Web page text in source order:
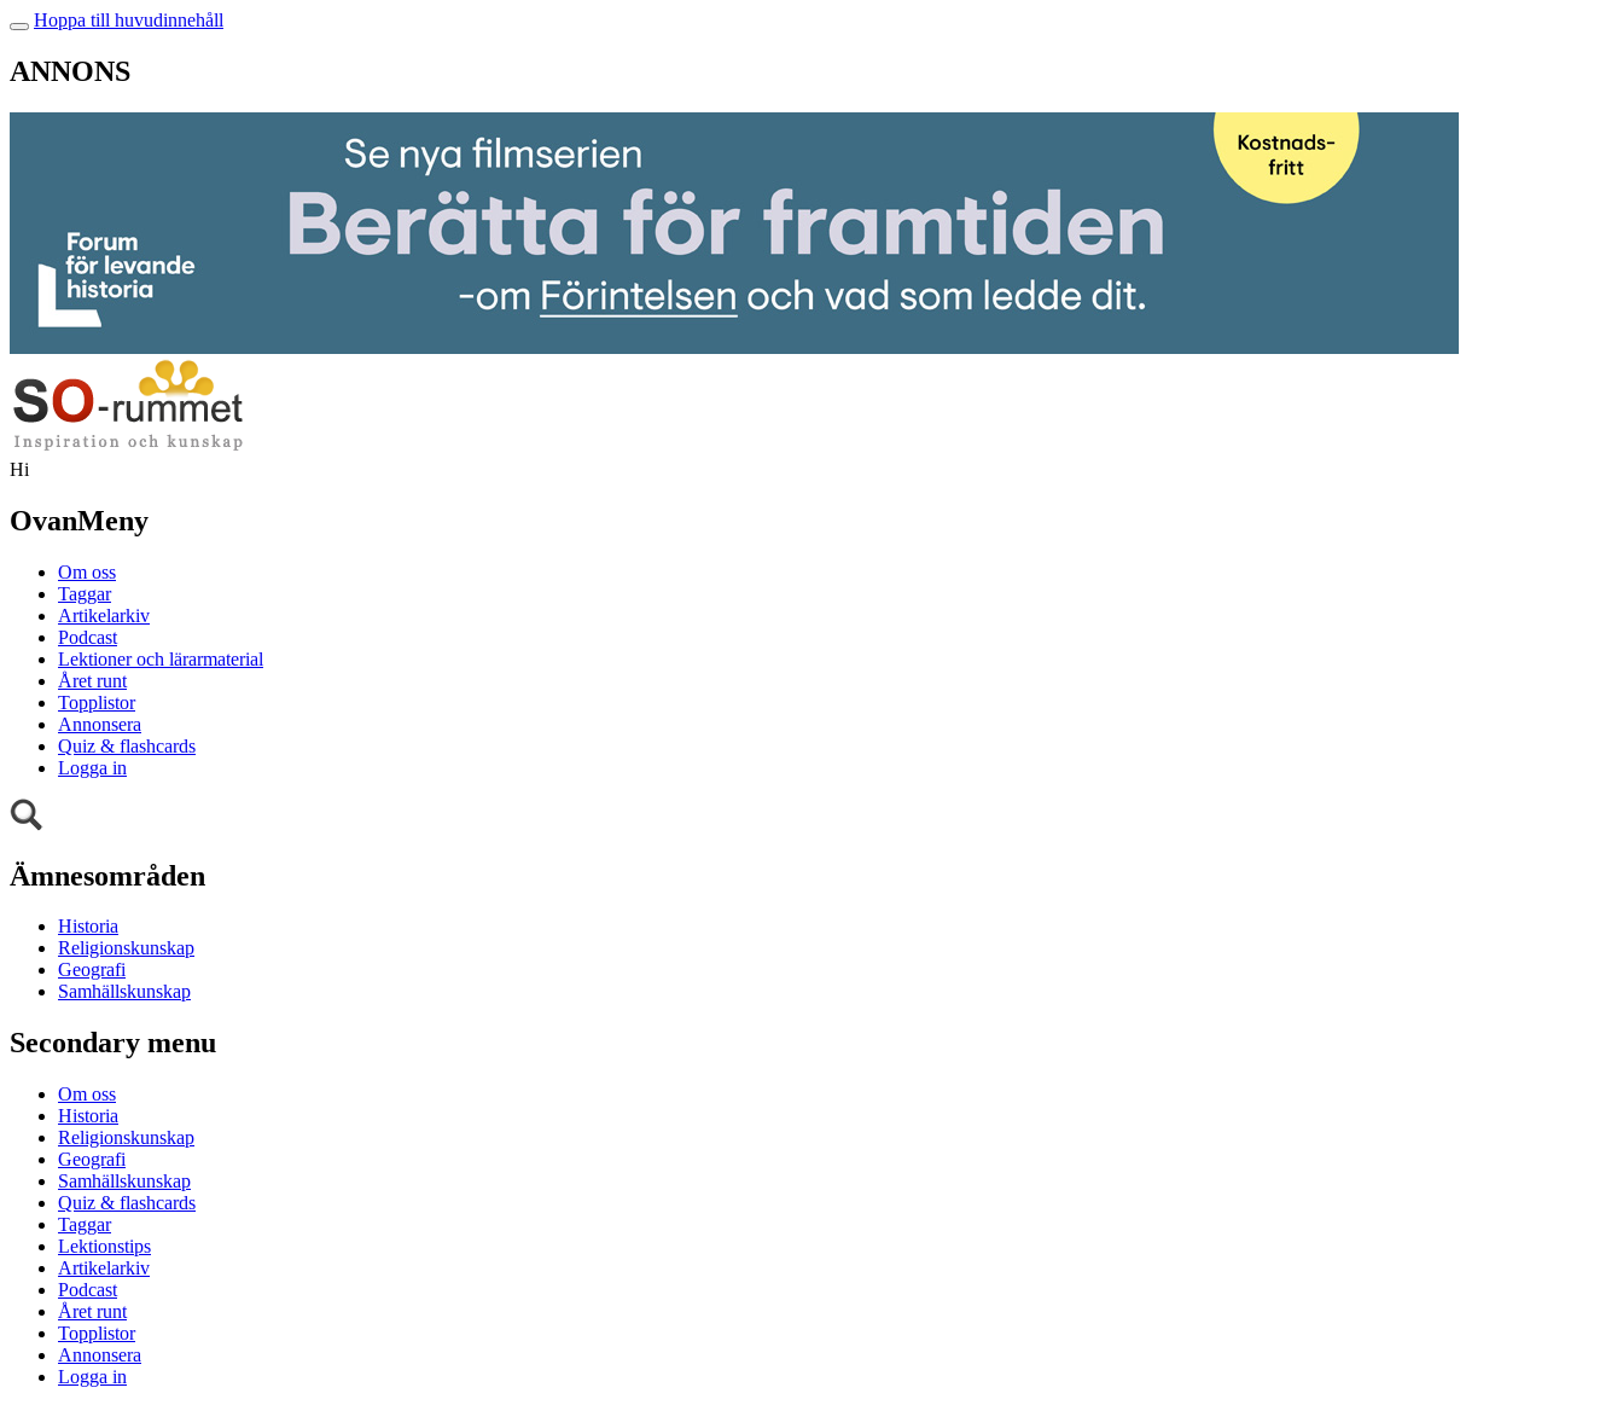
Hoppa till huvudinnehåll
ANNONS
Hi
OvanMeny
Om oss
Taggar
Artikelarkiv
Podcast
Lektioner och lärarmaterial
Året runt
Topplistor
Annonsera
Quiz & flashcards
Logga in
Ämnesområden
Historia
Religionskunskap
Geografi
Samhällskunskap
Secondary menu
Om oss
Historia
Religionskunskap
Geografi
Samhällskunskap
Quiz & flashcards
Taggar
Lektionstips
Artikelarkiv
Podcast
Året runt
Topplistor
Annonsera
Logga in